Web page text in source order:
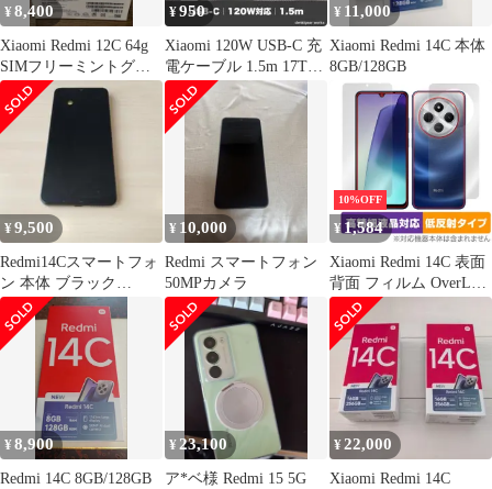
¥8,400
Xiaomi Redmi 12C 64g
SIMフリーミントグリ
ーン付属品全て有
¥950
Xiaomi 120W USB-C 充
電ケーブル 1.5m 17T
Pro対応
¥ 11,000
Xiaomi Redmi 14C 本体
8GB/128GB
¥9,500
Redmi14Cスマートフォ
ン 本体 ブラック
2409BRN2CL
¥ 10,000
Redmi スマートフォン
50MPカメラ
10%OFF
¥ 1,584
Xiaomi Redmi 14C 表面
背面 フィルム OverLay
Plus Lite for シャオミ
レドミ 高精細液晶 アン
チグレア 反射防止 指紋
防止
¥8,900
Redmi 14C 8GB/128GB
¥23,100
ア*ベ様 Redmi 15 5G
¥22,000
Xiaomi Redmi 14C